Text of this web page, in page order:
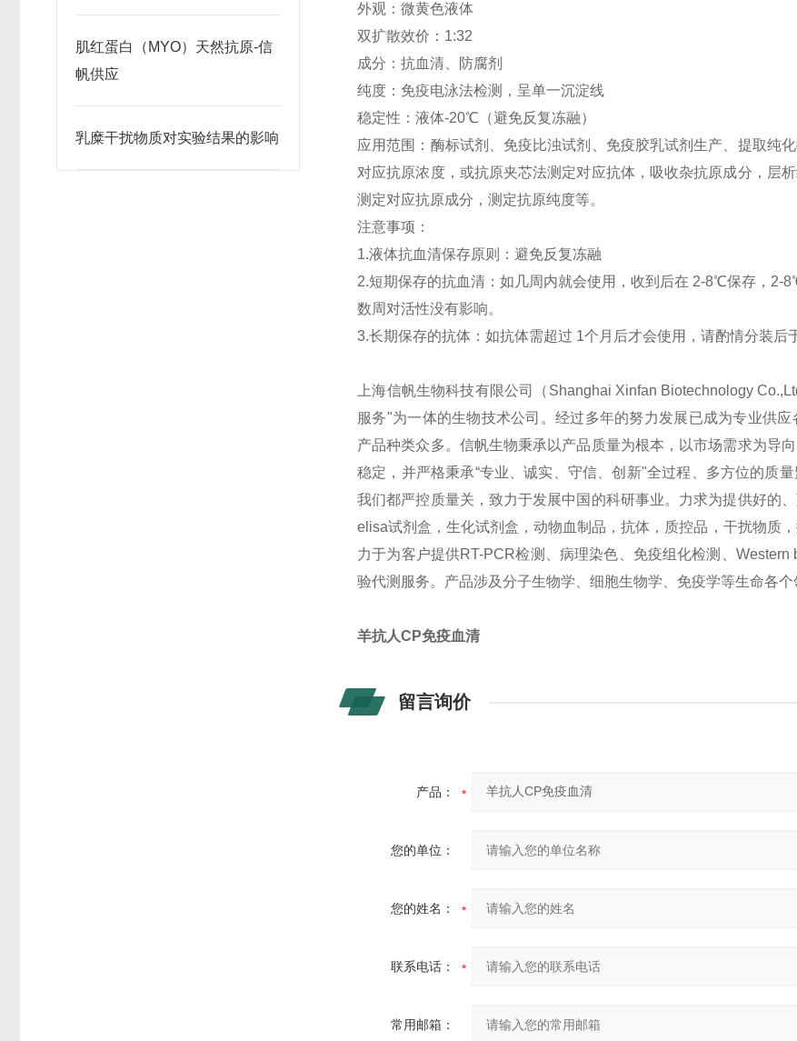
肌红蛋白（MYO）天然抗原-信
帆供应
乳糜干扰物质对实验结果的影响
外观：微黄色液体
双扩散效价：1:32
成分：抗血清、防腐剂
纯度：免疫电泳法检测，呈单一沉淀线
稳定性：液体-20℃（避免反复冻融）
应用范围：酶标试剂、免疫比浊试剂、免疫胶乳试剂生产、提取纯
对应抗原浓度，或抗原夹芯法测定对应抗体，吸收杂抗原成分，层
测定对应抗原成分，测定抗原纯度等。
注意事项：
1.液体抗血清保存原则：避免反复冻融
2.短期保存的抗血清：如几周内就会使用，收到后在 2-8℃保存，2-
数周对活性没有影响。
3.长期保存的抗体：如抗体需超过 1个月后才会使用，请酌情分装后
上海信帆生物科技有限公司（Shanghai Xinfan Biotechnology
服务"为一体的生物技术公司。经过多年的努力发展已成为专业供
产品种类众多。信帆生物秉承以产品质量为根本，以市场需求为导
稳定，并严格秉承“专业、诚实、守信、创新"全过程、多方位的质
我们都严控质量关，致力于发展中国的科研事业。力求为提供好的
elisa试剂盒，生化试剂盒，动物血制品，抗体，质控品，干扰物质
力于为客户提供RT-PCR检测、病理染色、免疫组化检测、
验代测服务。产品涉及分子生物学、细胞生物学、免疫学等生命各个
羊抗人CP免疫血清
留言询价
产品：
您的单位：
您的姓名：
联系电话：
常用邮箱：